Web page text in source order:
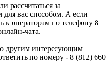
рассчитаться за
вас способом. А если
к операторам по телефону 8
чата.
другим интересующим
по номеру - 8 (812) 660